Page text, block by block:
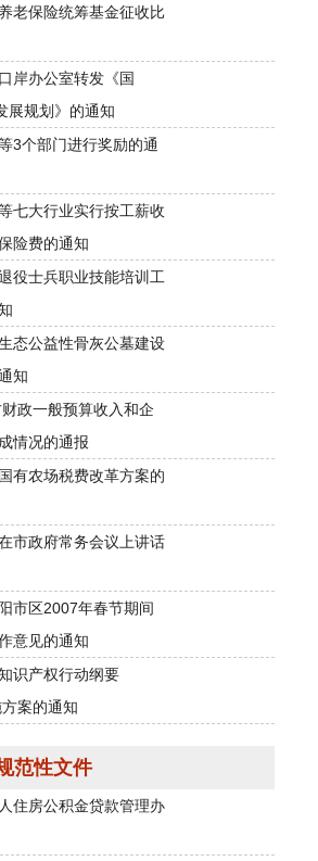
老保险统筹基金征收比
岸办公室转发《国
展规划》的通知
3个部门进行奖励的通
七大行业实行按工薪收
险费的通知
役士兵职业技能培训工
态公益性骨灰公墓建设
知
政一般预算收入和企
情况的通报
有农场税费改革方案的
市政府常务会议上讲话
市区2007年春节期间
意见的通知
识产权行动纲要
方案的通知
范性文件
住房公积金贷款管理办